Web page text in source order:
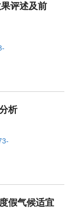
评述及前
析
假气候适宜